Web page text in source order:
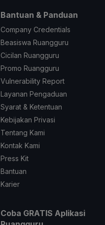
Bantuan & Panduan
Company Credentials
Beasiswa Ruangguru
Cicilan Ruangguru
Promo Ruangguru
Vulnerability Report
Layanan Pengaduan
Syarat & Ketentuan
Kebijakan Privasi
Tentang Kami
Kontak Kami
Press Kit
Bantuan
Karier
Coba GRATIS Aplikasi